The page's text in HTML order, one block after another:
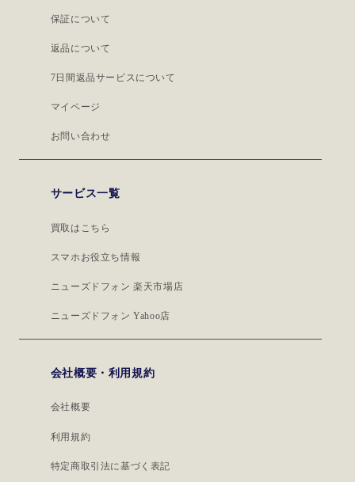
保証について
返品について
7日間返品サービスについて
マイページ
お問い合わせ
サービス一覧
買取はこちら
スマホお役立ち情報
ニューズドフォン 楽天市場店
ニューズドフォン Yahoo店
会社概要・利用規約
会社概要
利用規約
特定商取引法に基づく表記